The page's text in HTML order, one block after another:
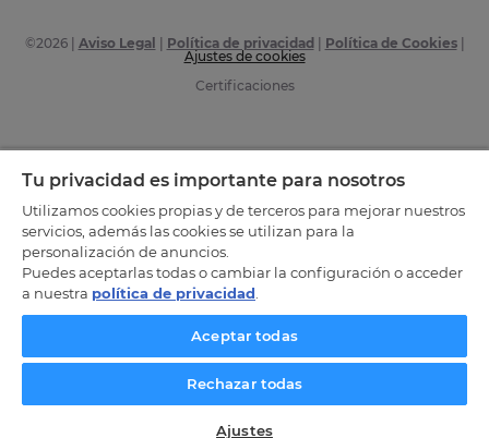
©2026| Aviso Legal Política de privacidad Política de Cookies|
Ajustes de cookies
Certificaciones
Tu privacidad es importante para nosotros
Utilizamos cookies propias y de terceros para mejorar nuestros
servicios, además las cookies se utilizan para la
personalización de anuncios.
Puedes aceptarlas todas o cambiar la configuración o acceder
a nuestra política de privacidad
Aceptar todas
Rechazar todas
Ajustes